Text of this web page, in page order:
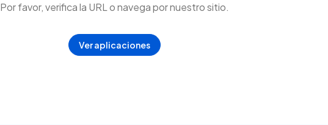
Por favor, verifica la URL o navega por nuestro sitio.
Ver aplicaciones